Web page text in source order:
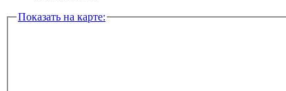
Показать на карте: